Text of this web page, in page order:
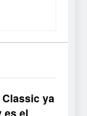
ya
es el